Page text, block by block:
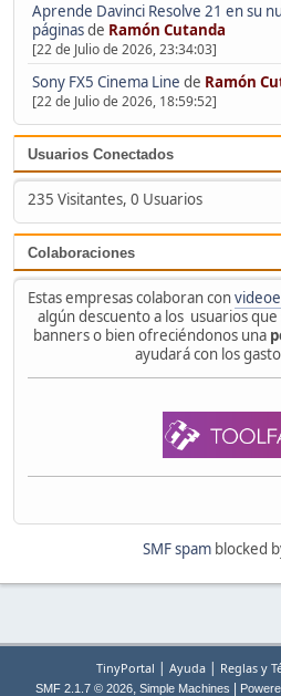
Aprende Davinci Resolve 21 en su
páginasde Ramón Cutanda
[22 de Julio de 2026, 23:34:03]
Sony FX5 Cinema Line de Ramón
[22 de Julio de 2026, 18:59:52]
Usuarios Conectados
235 Visitantes, 0 Usuarios
Colaboraciones
Estas empresas colaboran con
algún descuento a los usuarios
banners o bien ofreciéndonos una
ayudará con los
SMF spamblocked
TinyPortal | Ayuda | Reglas y
SMF 2.1.7 © 2026, Simple Machines